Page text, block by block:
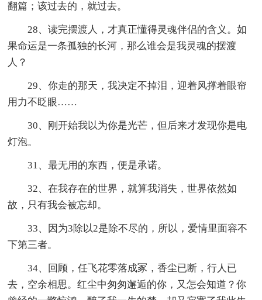
翻篇；该过去的，就过去。
28、读完摆渡人，才真正懂得灵魂伴侣的含义。如
果命运是一条孤独的长河，那么谁会是我灵魂的摆渡
人？
29、你走的那天，我决定不掉泪，迎着风撑着眼帘
用力不眨眼……
30、刚开始我以为你是光芒，但后来才发现你是电
灯泡。
31、最无用的东西，便是承诺。
32、在我存在的世界，就算我消失，世界依然如
故，只有我会被忘却。
33、因为3除以2是除不尽的，所以，爱情里面容不
下第三者。
34、回顾，任飞花零落成冢，香尘已断，行人已
去，空余相思。红尘中匆匆邂逅的你，又怎会知道？你